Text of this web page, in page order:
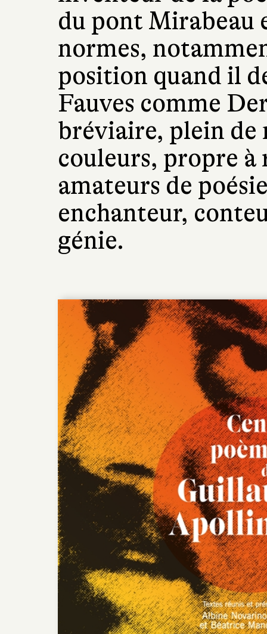
du pont Mirabeau
normes,
position quand il
Fauves comme
bréviaire, plein de
couleurs, propre à
amateurs de
enchanteur,
génie.